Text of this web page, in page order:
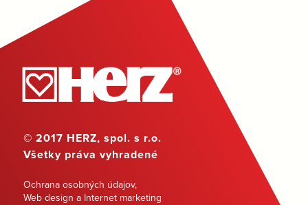
© 2017 HERZ, spol. s r.o.
Všetky práva vyhradené
Ochrana osobných údajov,
Web design a Internet marketing